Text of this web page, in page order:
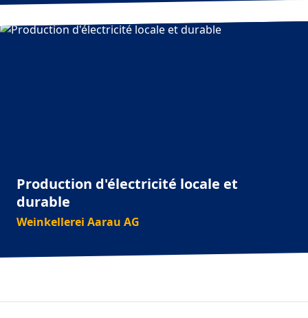
Production d'électricité locale et
durable
Weinkellerei Aarau AG